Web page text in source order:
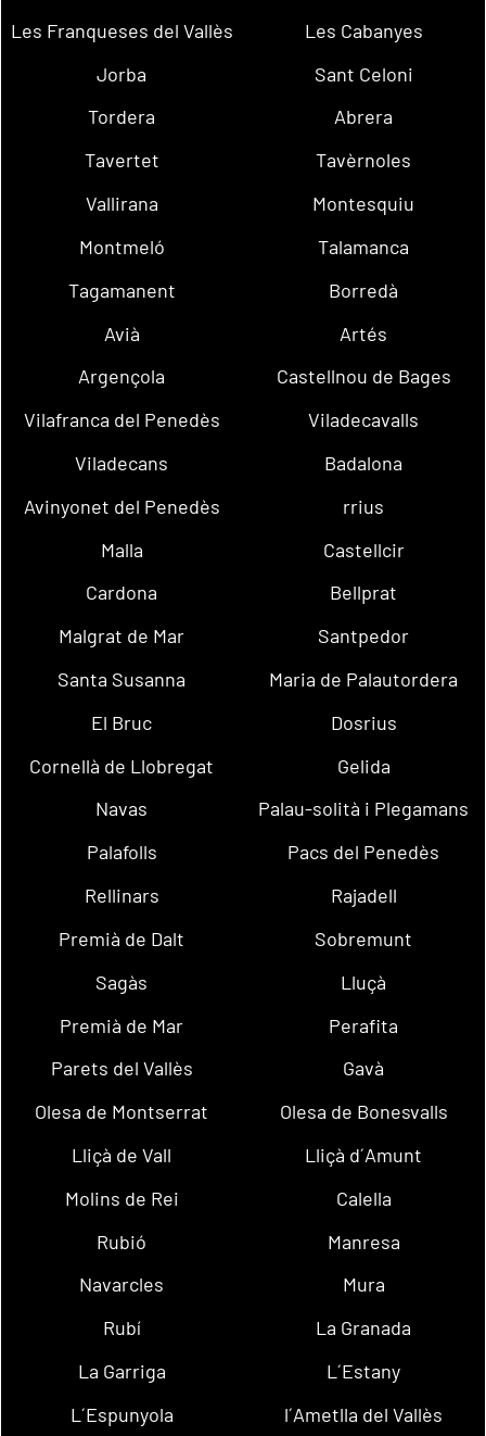
Les Franqueses del Vallès
Les Cabanyes
Jorba
Sant Celoni
Tordera
Abrera
Tavertet
Tavèrnoles
Vallirana
Montesquiu
Montmeló
Talamanca
Tagamanent
Borredà
Avià
Artés
Argençola
Castellnou de Bages
Vilafranca del Penedès
Viladecavalls
Viladecans
Badalona
Avinyonet del Penedès
rrius
Malla
Castellcir
Cardona
Bellprat
Malgrat de Mar
Santpedor
Santa Susanna
Maria de Palautordera
El Bruc
Dosrius
Cornellà de Llobregat
Gelida
Navas
Palau-solità i Plegamans
Palafolls
Pacs del Penedès
Rellinars
Rajadell
Premià de Dalt
Sobremunt
Sagàs
Lluçà
Premià de Mar
Perafita
Parets del Vallès
Gavà
Olesa de Montserrat
Olesa de Bonesvalls
Lliçà de Vall
Lliçà d´Amunt
Molins de Rei
Calella
Rubió
Manresa
Navarcles
Mura
Rubí
La Granada
La Garriga
L´Estany
L´Espunyola
l´Ametlla del Vallès